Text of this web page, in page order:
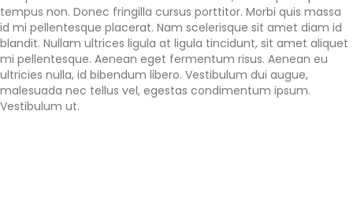
tempus non. Donec fringilla cursus porttitor. Morbi quis massa
id mi pellentesque placerat. Nam scelerisque sit amet diam id
blandit. Nullam ultrices ligula at ligula tincidunt, sit amet aliquet
mi pellentesque. Aenean eget fermentum risus. Aenean eu
ultricies nulla, id bibendum libero. Vestibulum dui augue,
malesuada nec tellus vel, egestas condimentum ipsum.
Vestibulum ut.